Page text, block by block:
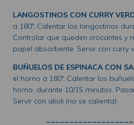
LANGOSTINOS CON CURRY
a 180º. Calentar los langostinos
Controlar que queden crocantes y
papel absorbente. Servir con curry
BUÑUELOS DE ESPINACA CON
el horno a 180º. Calentar los
horno, durante 10/15 minutos.
Servir con alioli (no se calienta)